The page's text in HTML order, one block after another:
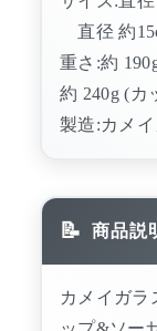
直径 約
重さ:約
約 240g (カ
製造:カメイ
商品説
カメイガラ